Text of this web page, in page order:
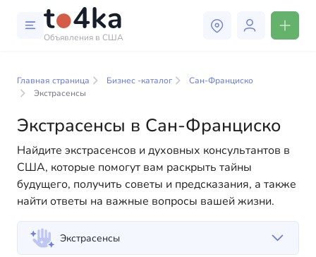
Объявления в США
Франциско
выбор компаний и специалистов, готовых помочь
людям адаптироваться к жизни в США. Мы
предлагаем разнообразные решения как для
физических, так и для юридических лиц, чтобы
сделать вашу жизнь в Америке более комфортной и
повседневной помощи — у нас есть всё
необходимое для успешного начала вашей новой
Главная страница Бизнес -каталог
Сан-Франциско
Экстрасенсы
Экстрасенсы в Сан-Франциско
Найдите экстрасенсов и духовных консультантов в
США, которые помогут вам раскрыть тайны
будущего, получить советы и предсказания, а также
найти ответы на важные вопросы вашей жизни.
Экстрасенсы